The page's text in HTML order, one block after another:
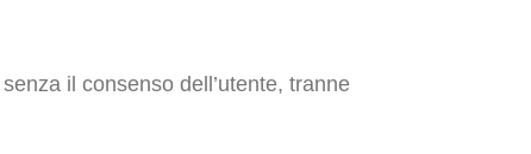
il consenso dell’utente, tranne